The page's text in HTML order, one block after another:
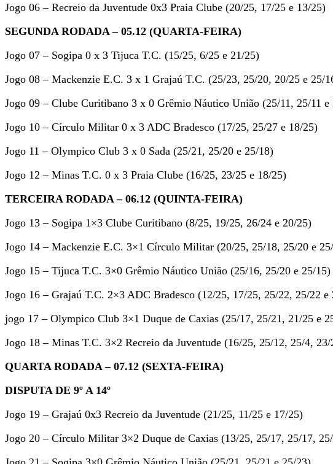
Jogo 06 – Recreio da Juventude 0x3 Praia Clube (20/25, 17/25 e 13/25)
SEGUNDA RODADA – 05.12 (QUARTA-FEIRA)
Jogo 07 – Sogipa 0 x 3 Tijuca T.C. (15/25, 6/25 e 21/25)
Jogo 08 – Mackenzie E.C. 3 x 1 Grajaú T.C. (25/23, 25/20, 20/25 e 25/
Jogo 09 – Clube Curitibano 3 x 0 Grêmio Náutico União (25/11, 25/11 e
Jogo 10 – Círculo Militar 0 x 3 ADC Bradesco (17/25, 25/27 e 18/25)
Jogo 11 – Olympico Club 3 x 0 Sada (25/21, 25/20 e 25/18)
Jogo 12 – Minas T.C. 0 x 3 Praia Clube (16/25, 23/25 e 18/25)
TERCEIRA RODADA – 06.12 (QUINTA-FEIRA)
Jogo 13 – Sogipa 1×3 Clube Curitibano (8/25, 19/25, 26/24 e 20/25)
Jogo 14 – Mackenzie E.C. 3×1 Círculo Militar (20/25, 25/18, 25/20 e
Jogo 15 – Tijuca T.C. 3×0 Grêmio Náutico União (25/16, 25/20 e 25/15)
Jogo 16 – Grajaú T.C. 2×3 ADC Bradesco (12/25, 17/25, 25/22, 25/22 e
jogo 17 – Olympico Club 3×1 Duque de Caxias (25/17, 25/21, 21/25 e
Jogo 18 – Minas T.C. 3×2 Recreio da Juventude (16/25, 25/12, 25/4,
QUARTA RODADA – 07.12 (SEXTA-FEIRA)
DISPUTA DE 9º A 14º
Jogo 19 – Grajaú 0x3 Recreio da Juventude (21/25, 11/25 e 17/25)
Jogo 20 – Círculo Militar 3×2 Duque de Caxias (13/25, 25/17, 25/17,